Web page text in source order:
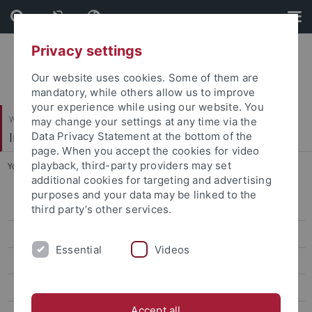
Skip
to
content
Skip
to
footer
Wirtschafts- und Sozialwissenschaftliche Fakultät
Institut für Politikwissenschaft
You are here: Startseite ... WiP-Papers
Vitrine
WiP-Papers
Privacy settings
Our website uses cookies. Some of them are
mandatory, while others allow us to improve
your experience while using our website. You
may change your settings at any time via the
Data Privacy Statement at the bottom of the
page. When you accept the cookies for video
playback, third-party providers may set
additional cookies for targeting and advertising
purposes and your data may be linked to the
third party’s other services.
Essential Videos